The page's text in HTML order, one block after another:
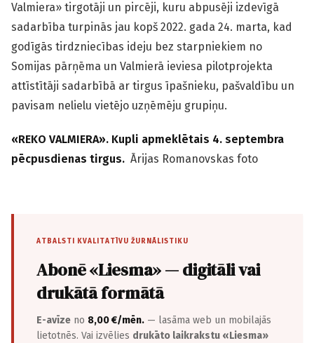
Valmiera» tirgotāji un pircēji, kuru abpusēji izdevīgā
sadarbība turpinās jau kopš 2022. gada 24. marta, kad
godīgās tirdzniecības ideju bez starpniekiem no
Somijas pārņēma un Valmierā ieviesa pilotprojekta
attīstītāji sadarbībā ar tirgus īpašnieku, pašvaldību un
pavisam nelielu vietējo uzņēmēju grupiņu.
«REKO VALMIERA». Kupli apmeklētais 4. septembra
pēcpusdienas tirgus. Ārijas Romanovskas foto
ATBALSTI KVALITATĪVU ŽURNĀLISTIKU
Abonē «Liesma» — digitāli vai
drukātā formātā
E-avīze no 8,00 €/mēn. — lasāma web un mobilajās
lietotnēs. Vai izvēlies drukāto laikrakstu «Liesma»